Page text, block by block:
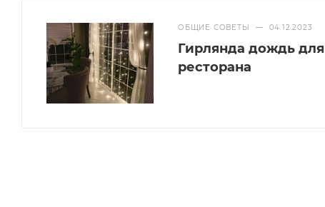
ОБЩИЕ СОВЕТЫ — 04.12.2023
Гирлянда дождь
ресторана